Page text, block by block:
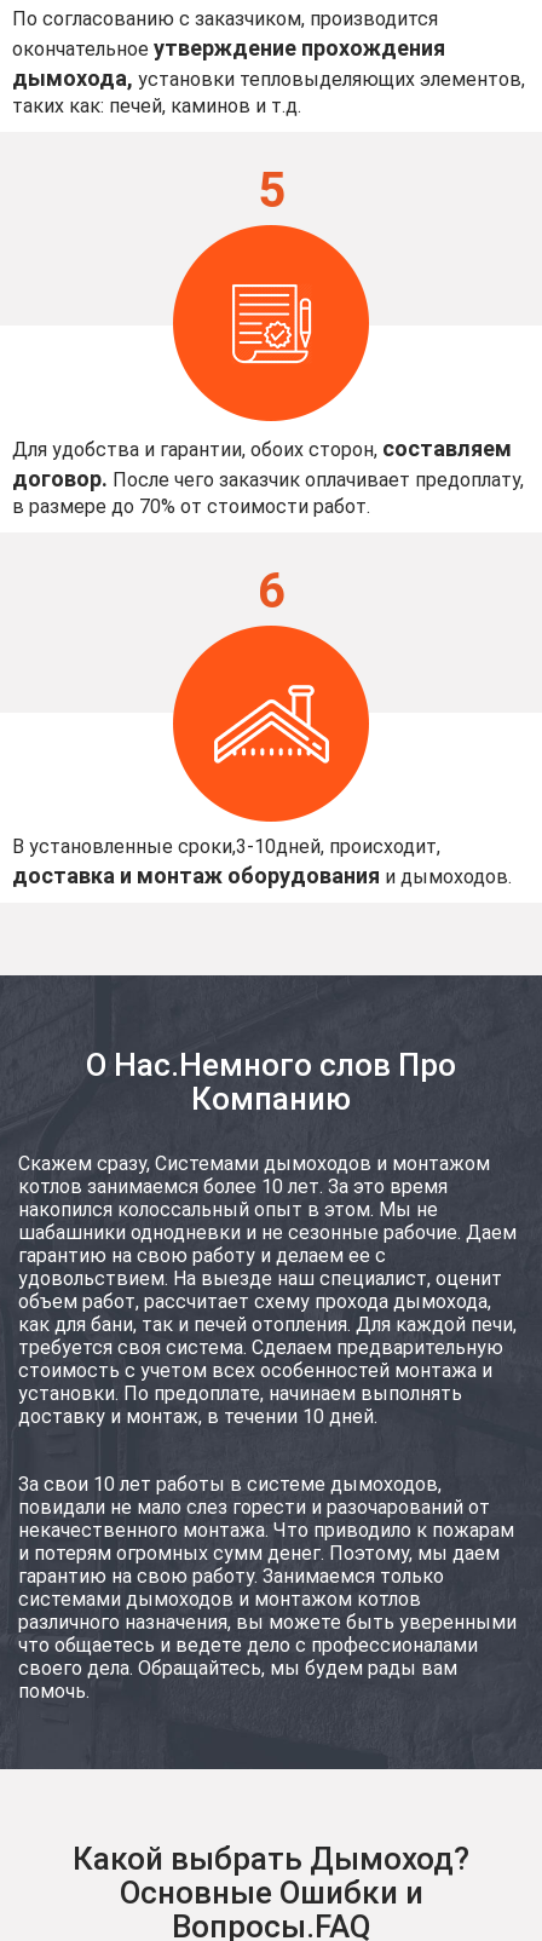
По согласованию с заказчиком, производится
окончательное утверждение прохождения
дымохода, установки тепловыделяющих элементов,
таких как: печей, каминов и т.д.
Для удобства и гарантии, обоих сторон, составляем
договор. После чего заказчик оплачивает предоплату,
в размере до 70% от стоимости работ.
5
В установленные сроки,3-10дней, происходит,
доставка и монтаж оборудования и дымоходов.
6
О Нас.Немного слов Про
Компанию
Скажем сразу, Системами дымоходов и монтажом
котлов занимаемся более 10 лет. За это время
накопился колоссальный опыт в этом. Мы не
шабашники однодневки и не сезонные рабочие. Даем
гарантию на свою работу и делаем ее с
удовольствием. На выезде наш специалист, оценит
объем работ, рассчитает схему прохода дымохода,
как для бани, так и печей отопления. Для каждой печи,
требуется своя система. Сделаем предварительную
стоимость с учетом всех особенностей монтажа и
установки. По предоплате, начинаем выполнять
доставку и монтаж, в течении 10 дней.
За свои 10 лет работы в системе дымоходов,
повидали не мало слез горести и разочарований от
некачественного монтажа. Что приводило к пожарам
и потерям огромных сумм денег. Поэтому, мы даем
гарантию на свою работу. Занимаемся только
системами дымоходов и монтажом котлов
различного назначения, вы можете быть уверенными
что общаетесь и ведете дело с профессионалами
своего дела. Обращайтесь, мы будем рады вам
помочь.
Какой выбрать Дымоход?
Основные Ошибки и
Вопросы.FAQ